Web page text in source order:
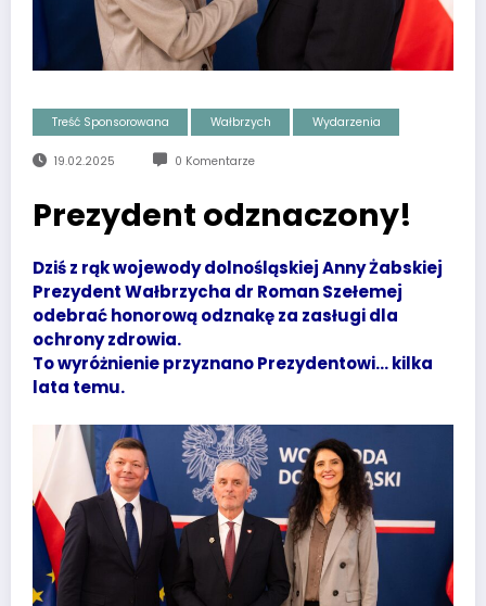
Treść Sponsorowana Wałbrzych Wydarzenia
19.02.2025 0 Komentarze
Prezydent odznaczony!
Dziś z rąk wojewody dolnośląskiej Anny Żabskiej
Prezydent Wałbrzycha dr Roman Szełemej
odebrać honorową odznakę za zasługi dla
ochrony zdrowia.
To wyróżnienie przyznano Prezydentowi… kilka
lata temu.